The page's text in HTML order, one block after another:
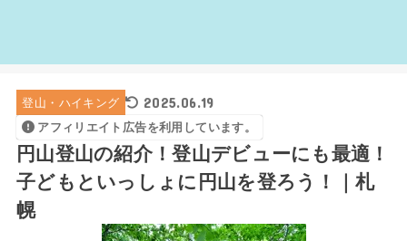
登山・ハイキング 2025.06.19
アフィリエイト広告を利用しています。
円山登山の紹介！登山デビューにも最適！
子どもといっしょに円山を登ろう！｜札
幌